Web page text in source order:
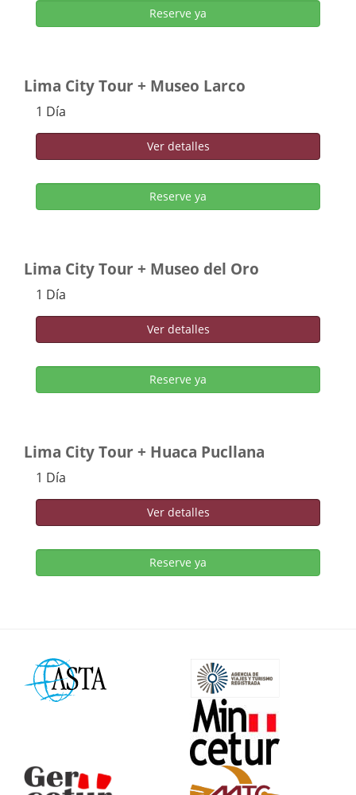
Reserve ya
Lima City Tour + Museo Larco
1 Día
Ver detalles
Reserve ya
Lima City Tour + Museo del Oro
1 Día
Ver detalles
Reserve ya
Lima City Tour + Huaca Pucllana
1 Día
Ver detalles
Reserve ya